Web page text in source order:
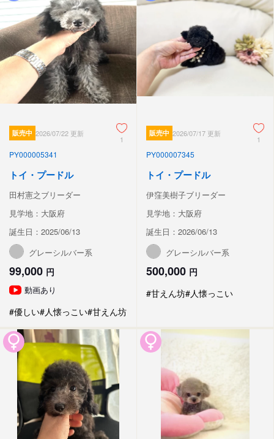
販売中 2026/07/22 更新
1
PY000005341
トイ・プードル
田村憲之ブリーダー
見学地：大阪府
誕生日：2025/06/13
グレーシルバー系
99,000 円
動画あり
#優しい#人懐っこい#甘えん坊
販売中 2026/07/17 更新
1
PY000007345
トイ・プードル
伊窪美樹子ブリーダー
見学地：大阪府
誕生日：2026/06/13
グレーシルバー系
500,000 円
#甘えん坊#人懐っこい